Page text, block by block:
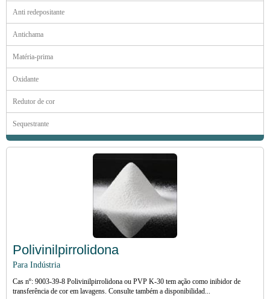
Anti redepositante
Antichama
Matéria-prima
Oxidante
Redutor de cor
Sequestrante
Polivinilpirrolidona
Para Indústria
Cas nº: 9003-39-8 Polivinilpirrolidona ou PVP K-30 tem ação como inibidor de
transferência de cor em lavagens. Consulte também a disponibilidad...